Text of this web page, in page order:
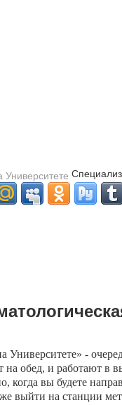
-
обед, и работают в
когда вы будете
выйти на станции